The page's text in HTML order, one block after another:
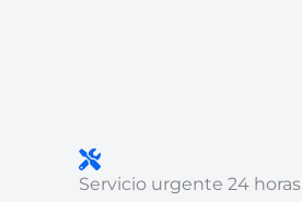
Servicio urgente 24 horas